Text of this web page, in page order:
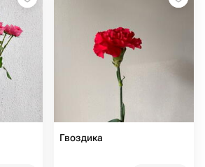
Гвоздика